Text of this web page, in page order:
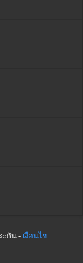
ะกัน - เงื่อนไข